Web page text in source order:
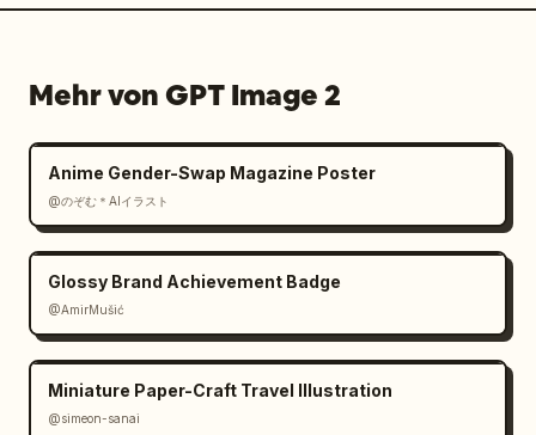
Mehr von GPT Image 2
Anime Gender-Swap Magazine Poster
@のぞむ＊AIイラスト
Glossy Brand Achievement Badge
@AmirMušić
Miniature Paper-Craft Travel Illustration
@simeon-sanai